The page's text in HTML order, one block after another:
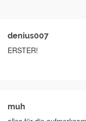
denius007
ERSTER!
muh